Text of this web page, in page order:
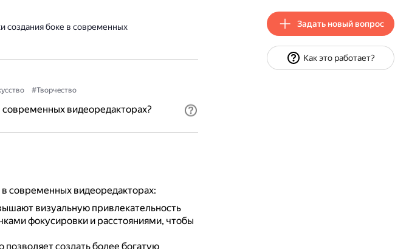
создания боке в современных
#Творчество
современных видеоредакторах?
современных видеоредакторах:
визуальную привлекательность
фокусировки и расстояниями, чтобы
позволяет создать более богатую
Задать новый вопрос
Как это работает?